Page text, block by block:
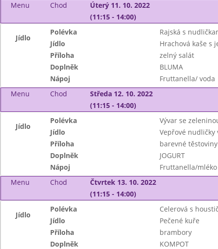
Menu
Chod
Úterý 11. 10. 2022
(11:15 - 14:00)
Jídlo
Polévka
Rajská s
Jídlo
Hrachová kaše s
Příloha
zelný salát
Doplněk
BLUMA
Nápoj
Fruttanella/ voda
Menu
Chod
Středa 12. 10. 2022
(11:15 - 14:00)
Jídlo
Polévka
Vývar se
Jídlo
Vepřové nudličky
Příloha
barevné těstoviny
Doplněk
JOGURT
Nápoj
Fruttanella/mléko
Menu
Chod
Čtvrtek 13. 10. 2022
(11:15 - 14:00)
Jídlo
Polévka
Celerová s
Jídlo
Pečené kuře
Příloha
brambory
Doplněk
KOMPOT